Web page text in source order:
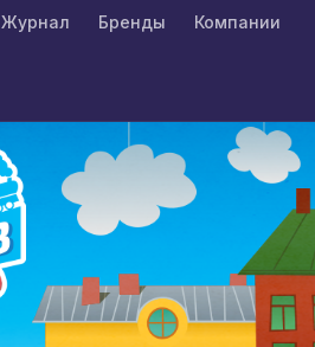
Журнал Бренды Компании